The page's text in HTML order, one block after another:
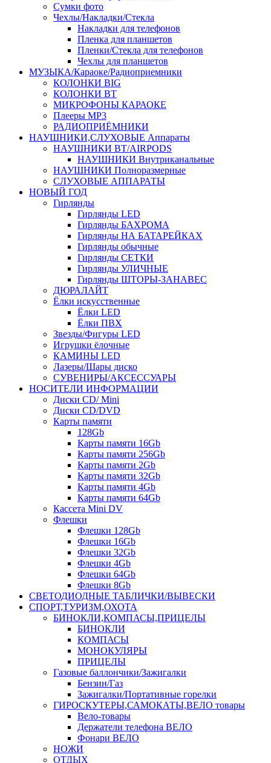
Сумки фото
Чехлы/Накладки/Стекла
Накладки для телефонов
Пленка для планшетов
Пленки/Стекла для телефонов
Чехлы для планшетов
МУЗЫКА/Караоке/Радиоприемники
КОЛОНКИ BIG
КОЛОНКИ BT
МИКРОФОНЫ КАРАОКЕ
Плееры MP3
РАДИОПРИЁМНИКИ
НАУШНИКИ,СЛУХОВЫЕ Аппараты
НАУШНИКИ BT/AIRPODS
НАУШНИКИ Внутриканальные
НАУШНИКИ Полноразмерные
СЛУХОВЫЕ АППАРАТЫ
НОВЫЙ ГОД
Гирлянды
Гирлянды LED
Гирлянды БАХРОМА
Гирлянды НА БАТАРЕЙКАХ
Гирлянды обычные
Гирлянды СЕТКИ
Гирлянды УЛИЧНЫЕ
Гирлянды ШТОРЫ-ЗАНАВЕС
ДЮРАЛАЙТ
Ёлки искусственные
Ёлки LED
Ёлки ПВХ
Звезды/Фигуры LED
Игрушки ёлочные
КАМИНЫ LED
Лазеры/Шары диско
СУВЕНИРЫ/АКСЕССУАРЫ
НОСИТЕЛИ ИНФОРМАЦИИ
Диски CD/ Mini
Диски CD/DVD
Карты памяти
128Gb
Карты памяти 16Gb
Карты памяти 256Gb
Карты памяти 2Gb
Карты памяти 32Gb
Карты памяти 4Gb
Карты памяти 64Gb
Кассета Mini DV
Флешки
Флешки 128Gb
Флешки 16Gb
Флешки 32Gb
Флешки 4Gb
Флешки 64Gb
Флешки 8Gb
СВЕТОДИОДНЫЕ ТАБЛИЧКИ/ВЫВЕСКИ
СПОРТ,ТУРИЗМ,ОХОТА
БИНОКЛИ,КОМПАСЫ,ПРИЦЕЛЫ
БИНОКЛИ
КОМПАСЫ
МОНОКУЛЯРЫ
ПРИЦЕЛЫ
Газовые баллончики/Зажигалки
Бензин/Газ
Зажигалки/Портативные горелки
ГИРОСКУТЕРЫ,САМОКАТЫ,ВЕЛО товары
Вело-товары
Держатели телефона ВЕЛО
Фонари ВЕЛО
НОЖИ
ОТДЫХ